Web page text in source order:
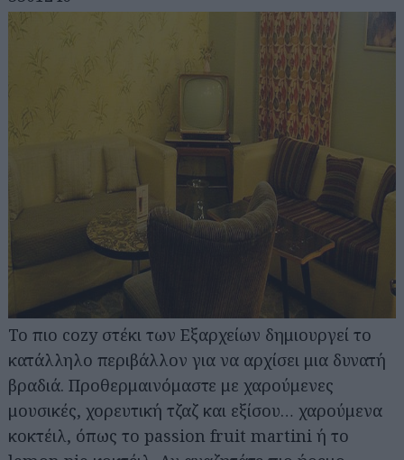
Το πιο cozy στέκι των Εξαρχείων δημιουργεί το
κατάλληλο περιβάλλον για να αρχίσει μια δυνατή
βραδιά. Προθερμαινόμαστε με χαρούμενες
μουσικές, χορευτική τζαζ και εξίσου… χαρούμενα
κοκτέιλ, όπως το passion fruit martini ή το